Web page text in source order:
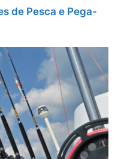
de Pesca e Pega-